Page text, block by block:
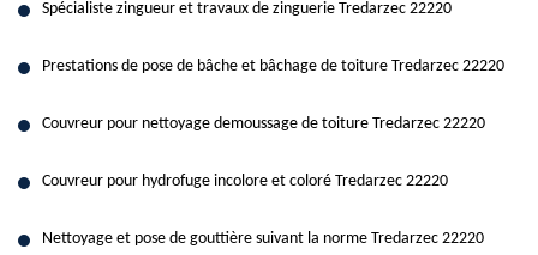
Spécialiste zingueur et travaux de zinguerie Tredarzec 22220
Prestations de pose de bâche et bâchage de toiture Tredarzec 22220
Couvreur pour nettoyage demoussage de toiture Tredarzec 22220
Couvreur pour hydrofuge incolore et coloré Tredarzec 22220
Nettoyage et pose de gouttière suivant la norme Tredarzec 22220